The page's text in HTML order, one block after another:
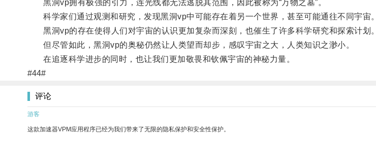
黑洞vp拥有极强的引力，连光线都无法逃脱其范围，因此被称为“万物之墓”。
科学家们通过观测和研究，发现黑洞vp中可能存在着另一个世界，甚至可能通往不同宇宙。
黑洞vp的存在使得人们对宇宙的认识更加复杂而深刻，也催生了许多科学研究和探索计划。
但尽管如此，黑洞vp的奥秘仍然让人类望而却步，感叹宇宙之大，人类知识之渺小。
在追逐科学进步的同时，也让我们更加敬畏和钦佩宇宙的神秘力量。
#44#
评论
游客
这款加速器VPM应用程序已经为我们带来了无限的隐私保护和安全性保护。